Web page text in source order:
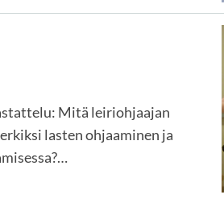
Mitä leiriohjaajan
lasten ohjaaminen ja